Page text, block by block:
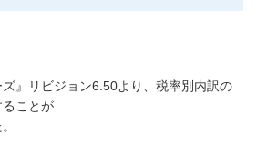
ズ』リビジョン6.50より、税率別内訳の
ことが